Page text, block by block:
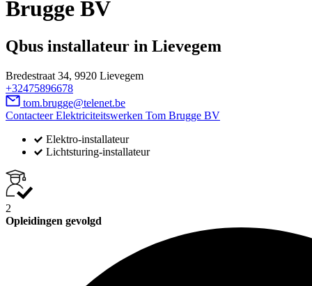
Brugge BV
Qbus installateur in Lievegem
Bredestraat 34, 9920 Lievegem
+32475896678
tom.brugge@telenet.be
Contacteer Elektriciteitswerken Tom Brugge BV
Elektro-installateur
Lichtsturing-installateur
2
Opleidingen gevolgd